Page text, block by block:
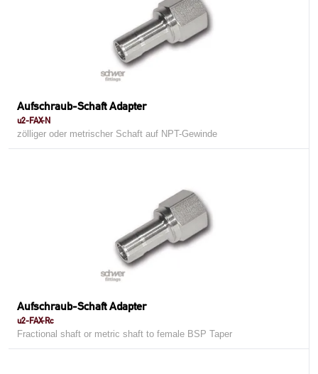
Aufschraub-Schaft Adapter
u2-FAX-N
zölliger oder metrischer Schaft auf NPT-Gewinde
Aufschraub-Schaft Adapter
u2-FAX-Rc
Fractional shaft or metric shaft to female BSP Taper